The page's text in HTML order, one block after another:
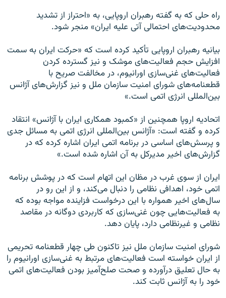
راه حلی که به گفته رهبران اروپایی، به «احتراز از تشدید
محدودیت‌های احتمالی آتی علیه ایران» منجر شود.
بیانیه رهبران اروپایی تأکید کرده است که «حرکت ایران به سمت
افزایش حجم فعالیت‌های موشک و نیز گسترده کردن
فعالیت‌های غنی‌سازی اورانیوم، در مخالفت صریح با
قطعنامه‌های شورای امنیت سازمان ملل و نیز گزارش‌های آژانس
بین‌المللی انرژی اتمی است.»
اتحادیه اروپا همچنین از «کمبود همکاری ایران با آژانس» انتقاد
کرده و گفته است: «آژانس بین‌المللی انرژی اتمی به مسائل جدی
و پرسش‌های اساسی در برنامه اتمی ایران اشاره کرده که در
گزارش‌های اخیر مدیرکل به آن اشاره شده است.»
ایران از سوی غرب در مظان این اتهام است که در پوشش برنامه
اتمی خود، اهدافی نظامی را دنبال می‌کند، و از این رو در
سال‌های اخیر همواره با این درخواست فزاینده مواجه بوده که
به فعالیت‌هایی چون غنی‌سازی که کاربردی دوگانه در مقاصد
نظامی و غیرنظامی دارد، پایان دهد.
شورای امنیت سازمان ملل نیز تاکنون طی چهار قطعنامه تحریمی
از ایران خواسته است فعالیت‌های مرتبط به غنی‌سازی اورانیوم را
به حال تعلیق درآورده و صحت صلح‌آمیز بودن فعالیت‌های اتمی
خود را به آژانس ثابت کند.